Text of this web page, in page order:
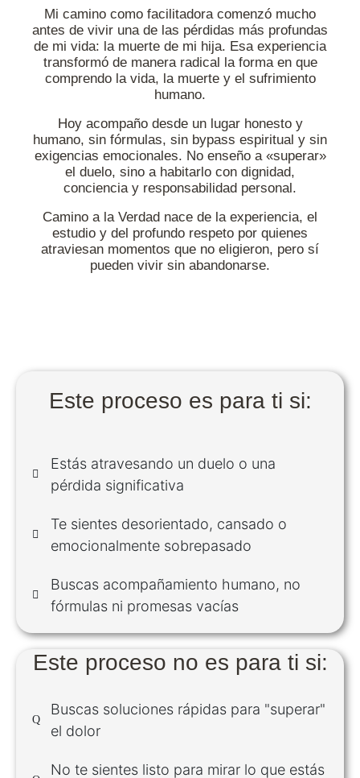
Mi camino como facilitadora comenzó mucho
antes de vivir una de las pérdidas más profundas
de mi vida: la muerte de mi hija. Esa experiencia
transformó de manera radical la forma en que
comprendo la vida, la muerte y el sufrimiento
humano.
Hoy acompaño desde un lugar honesto y
humano, sin fórmulas, sin bypass espiritual y sin
exigencias emocionales. No enseño a «superar»
el duelo, sino a habitarlo con dignidad,
conciencia y responsabilidad personal.
Camino a la Verdad nace de la experiencia, el
estudio y del profundo respeto por quienes
atraviesan momentos que no eligieron, pero sí
pueden vivir sin abandonarse.
Este proceso es para ti si:
Estás atravesando un duelo o una
pérdida significativa
Te sientes desorientado, cansado o
emocionalmente sobrepasado
Buscas acompañamiento humano, no
fórmulas ni promesas vacías
Este proceso no es para ti si:
Buscas soluciones rápidas para "superar"
el dolor
No te sientes listo para mirar lo que estás